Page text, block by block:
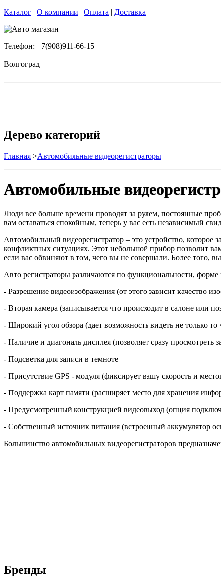
Каталог | О компании | Оплата | Доставка
Телефон: +7(908)911-66-15
Волгоград
Дерево категорий
Главная >Автомобильные видеорегистраторы
Автомобильные
Люди все больше времени проводят за рулем, постоянные
вам оставаться спокойным, теперь у вас есть независимый
Автомобильный видеорегистратор – это устройство, которое
конфликтных ситуациях. Этот небольшой прибор позволит
если вас обвиняют в том, чего вы не совершали. Более того,
Авто регистраторы различаются по функциональности,
- Разрешение видеоизображения (от этого зависит качество
- Вторая камера (записывается что происходит в салоне или
- Широкий угол обзора (дает возможность видеть не только
- Наличие и диагональ дисплея (позволяет сразу просмотреть
- Подсветка для записи в темноте
- Присутствие GPS - модуля (фиксирует вашу скорость и
- Поддержка карт памяти (расширяет место для хранения
- Предусмотренный конструкцией видеовыход (опция
- Собственный источник питания (встроенный аккумулятор
Большинство автомобильных видеорегистраторов
Бренды